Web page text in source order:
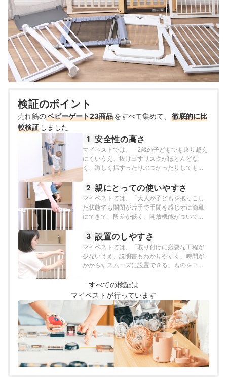
検証のポイント
売れ筋のベビーゲート23商品をすべて集めて、
徹底的に比
較検証 しました
1 安全性の高さ
マイベストでは、「2歳の子どもでも乗り越え
にくいうえ、抜け出すリスクがほとんどな
く、激しく揺すったりぶつかったりしても一
ザーが満足できる商品とし、以下の方法で検
証を行いました。
2 親にとっての使いやすさ
マイベストでは、「大人が子どもを抱っこし
た状態でも開閉が片手で手間を感じずに簡単
にできて、段差が低く、開放機能がついてい
以下の方法で検証を行いました。
3 設置のしやすさ
マイベストでは、「取り付けに必要な工程が
少ないうえ、説明書もわかりやすく、時間が
かからずスムーズに設置できる」ものをユー
証を行いました。
すべての検証は
マイベストが行っています